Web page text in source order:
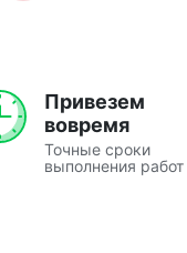
Привезем
вовремя
Точные сроки
выполнения работ